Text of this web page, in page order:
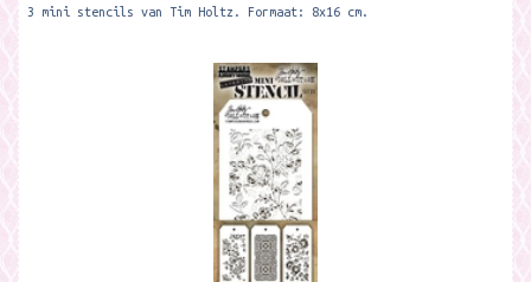
3 mini stencils van Tim Holtz. Formaat: 8x16 cm.